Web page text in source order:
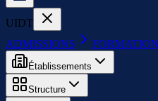
UIDT
ADMISSIONS
Établissements
Structure